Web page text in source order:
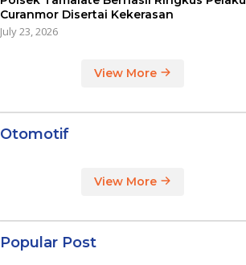
Curanmor Disertai Kekerasan
July 23, 2026
View More
Otomotif
View More
Popular Post